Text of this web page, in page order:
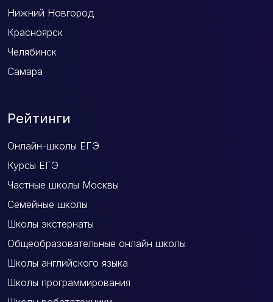
Нижний Новгород
Красноярск
Челябинск
Самара
Рейтинги
Онлайн-школы ЕГЭ
Курсы ЕГЭ
Частные школы Москвы
Семейные школы
Школы экстернаты
Общеобразовательные онлайн школы
Школы английского языка
Школы программирования